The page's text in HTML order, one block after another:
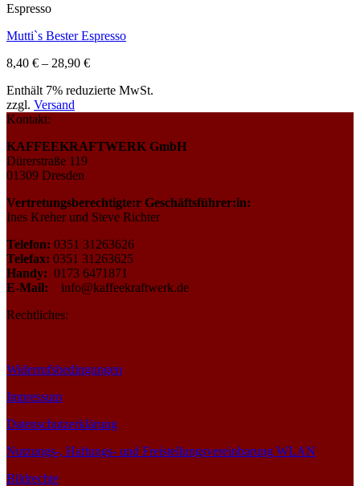
Espresso
Mutti`s Bester Espresso
8,40 € – 28,90 €Preisspanne:
bis
Enthält 7% reduzierte MwSt.
zzgl. Versand
Kontakt:
KAFFEEKRAFTWERK GmbH
Dürerstraße 119
01309 Dresden
Vertretungsberechtigte:r Geschäftsführer:in:
Ines Kreher und Steve Richter
Telefon: 0351 31263626
Telefax: 0351 31263625
Handy: 0173 6471871
E-Mail: info@kaffeekraftwerk.de
Rechtliches:
Widerrufsbedingungen
Impressum
Datenschutzerklärung
Nutzungs-, Haftungs- und Freistellungsvereinbarung WLAN
Bildrechte